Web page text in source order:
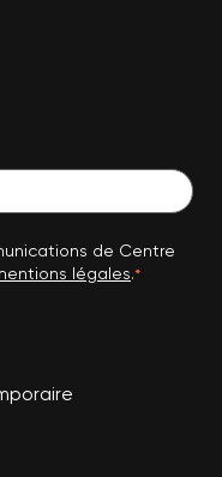
de Centre
légales.*